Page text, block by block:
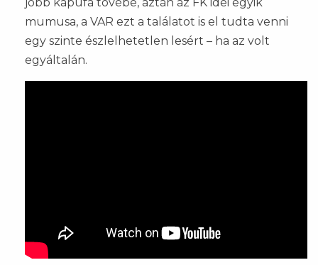
mumusa, a VAR ezt a találatot is el tudta venni
egy szinte észlelhetetlen lesért – ha az volt
egyáltalán.